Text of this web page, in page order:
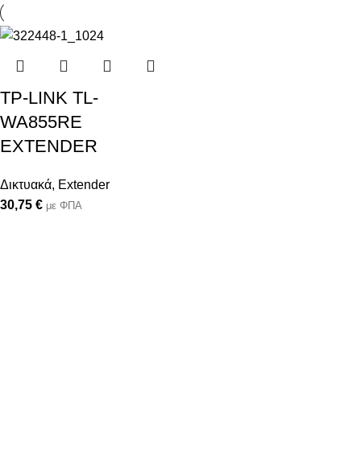
TP-LINK TL-
WA855RE
EXTENDER
Δικτυακά, Extender
30,75 € με ΦΠΑ